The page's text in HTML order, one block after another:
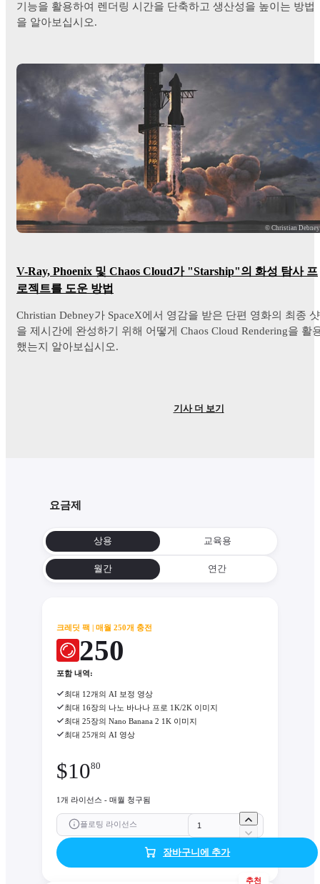
기능을 활용하여 렌더링 시간을 단축하고 생산성을 높이는 방법
을 알아보십시오.
© Christian Debney
V-Ray, Phoenix 및 Chaos Cloud가 "Starship"의 화성 탐사 프
로젝트를 도운 방법
Christian Debney가 SpaceX에서 영감을 받은 단편 영화의 최종 샷
을 제시간에 완성하기 위해 어떻게 Chaos Cloud Rendering을 활
했는지 알아보십시오.
기사 더 보기
요금제
상용 교육용
월간 연간
크레딧 팩 | 매월 250개 충전
250
포함 내역:
최대 12개의 AI 보정 영상
최대 16장의 나노 바나나 프로 1K/2K 이미지
최대 25장의 Nano Banana 2 1K 이미지
최대 25개의 AI 영상
$1080
1개 라이선스 - 매월 청구됨
플로팅 라이선스
장바구니에 추가
추천